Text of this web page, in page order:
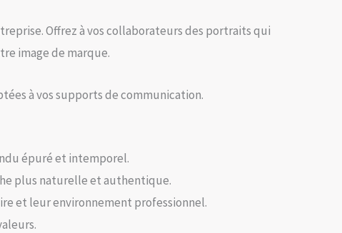
Offrez à vos collaborateurs des portraits qui
image de marque.
à vos supports de communication.
épuré et intemporel.
plus naturelle et authentique.
et leur environnement professionnel.